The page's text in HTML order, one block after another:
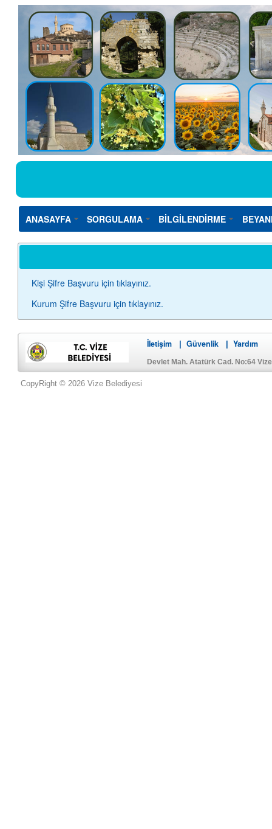
ANASAYFA SORGULAMA BİLGİLENDİRME
Kişi Şifre Başvuru için tıklayınız.
Kurum Şifre Başvuru için tıklayınız.
İletişim Güvenlik Yardım
Devlet Mah. Atatürk Cad. No:64
CopyRight © 2026 Vize Belediyesi